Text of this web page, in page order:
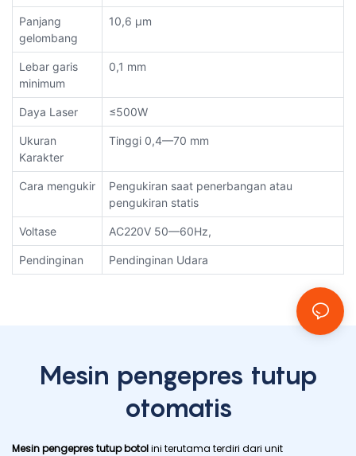
Panjang
gelombang
10,6 µm
Lebar garis
minimum
0,1 mm
Daya Laser ≤500W
Ukuran
Karakter
Tinggi 0,4—70 mm
Cara mengukir
Pengukiran saat penerbangan atau
pengukiran statis
Voltase AC220V 50—60Hz,
Pendinginan Pendinginan Udara
Mesin pengepres tutup
otomatis
Mesin pengepres tutup botolini terutama terdiri dari unit